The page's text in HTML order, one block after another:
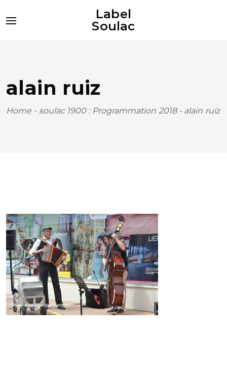
Label
Soulac
alain ruiz
Home - soulac 1900 : Programmation 2018 - alain ruiz